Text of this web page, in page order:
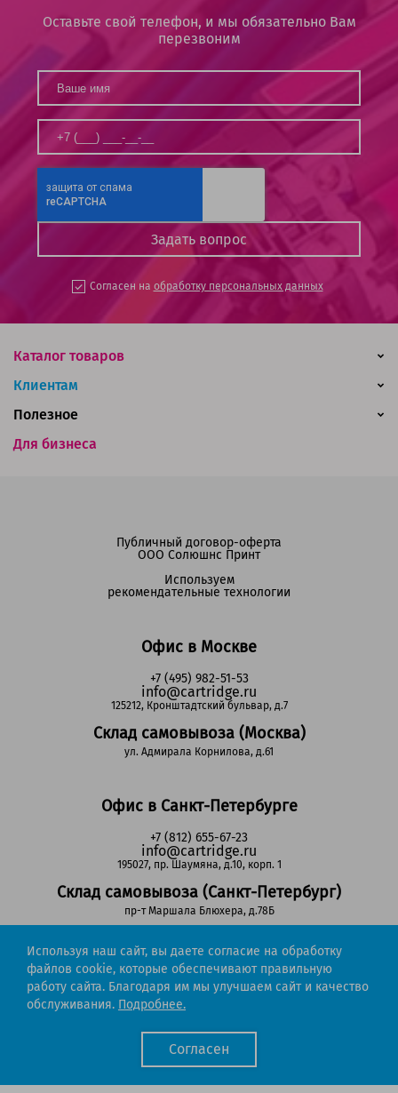
Оставьте свой телефон, и мы обязательно Вам
перезвоним
Согласен на обработку персональных данных
Каталог товаров
Клиентам
Для бизнеса
Полезное
Офис в Москве
+7 (495) 982-51-53
info@cartridge.ru
125212, Кронштадтский бульвар, д.7
Склад самовывоза (Москва)
ул. Адмирала Корнилова, д.61
Офис в Санкт-Петербурге
+7 (812) 655-67-23
info@cartridge.ru
195027, пр. Шаумяна, д.10, корп. 1
Склад самовывоза (Санкт-Петербург)
пр-т Маршала Блюхера, д.78Б
Регионы РФ
8-800-302-51-53
(звонок бесплатный)
Публичный договор-оферта
ООО Солюшнс Принт
Используем
рекомендательные технологии
Cartridge.ru 2012-2026. Все права защищены
Используя наш сайт, вы даете согласие на обработку
файлов cookie, которые обеспечивают правильную
работу сайта. Благодаря им мы улучшаем сайт и качество
обслуживания. Подробнее.
Согласен